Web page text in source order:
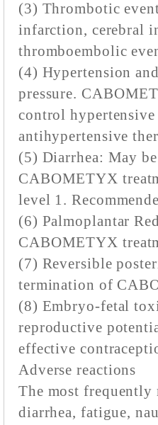
(3) Thrombotic
infarction, cerebral
thromboembolic
(4) Hypertension
pressure.
control
antihypertensive
(5) Diarrhea: May
CABOMETYX
level 1.
(6) Palmoplantar
CABOMETYX
(7) Reversible
termination of
(8) Embryo-fetal
reproductive
effective
Adverse reactions
The most frequently
diarrhea, fatigue,